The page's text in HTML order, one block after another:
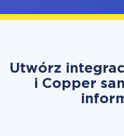
Utwórz
i Copper